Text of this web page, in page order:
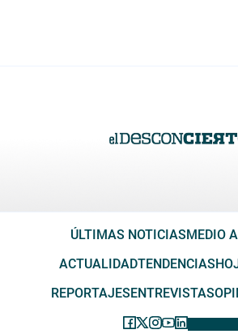
ÚLTIMAS NOTICIASMEDIO
ACTUALIDADTENDENCIAS
REPORTAJESENTREVISTAS